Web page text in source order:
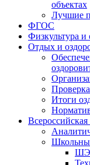
объектах
Лучшие
ФГОС
Физкультура и
Отдых и
Итоги
ШЭ